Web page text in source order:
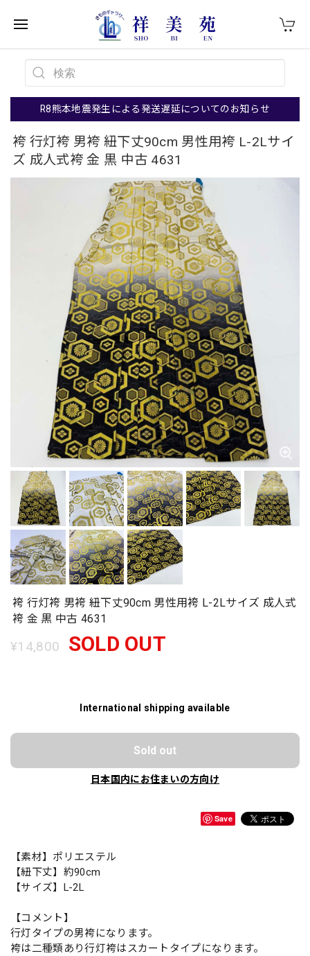
R8熊本地震発生による発送遅延についてのお知らせ
袴 行灯袴 男袴 紐下丈90cm 男性用袴 L-2Lサイ
ズ 成人式袴 金 黒 中古 4631
袴 行灯袴 男袴 紐下丈90cm 男性用袴 L-2Lサイズ 成人式
袴 金 黒 中古 4631
¥14,800 SOLD OUT
International shipping available
Sold out
日本国内にお住まいの方向け
Save
【素材】ポリエステル
【紐下丈】約90cm
【サイズ】L-2L
【コメント】
行灯タイプの男袴になります。
袴は二種類あり行灯袴はスカートタイプになります。